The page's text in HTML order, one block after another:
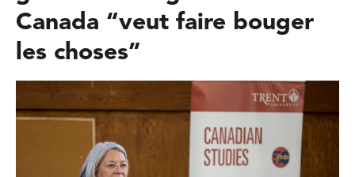
Canada “veut faire bouger
les choses”